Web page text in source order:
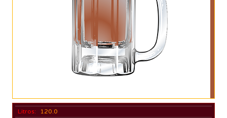
Litros:
120.0